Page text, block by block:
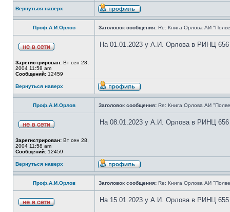
Вернуться наверх
Проф.А.И.Орлов Заголовок сообщения: Re: Книга Орлова АИ
Зарегистрирован: Вт сен 28,
2004 11:58 am
Сообщений: 12459
На 01.01.2023 у А.И. Орлова в РИНЦ 656
Вернуться наверх
Проф.А.И.Орлов Заголовок сообщения: Re: Книга Орлова АИ
Зарегистрирован: Вт сен 28,
2004 11:58 am
Сообщений: 12459
На 08.01.2023 у А.И. Орлова в РИНЦ 656
Вернуться наверх
Проф.А.И.Орлов Заголовок сообщения: Re: Книга Орлова АИ
На 15.01.2023 у А.И. Орлова в РИНЦ 655